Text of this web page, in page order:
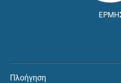
Πλοήγηση